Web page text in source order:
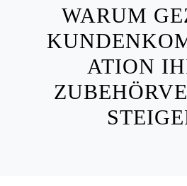
WARUM
ATION